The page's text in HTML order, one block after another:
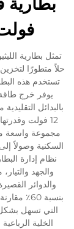
فولت 100 أمبير في
حلاً متطورًا لتخزين
تستخدم هذه
يوفر خرج
بالبدائل
مجموعة واسعة
نظام إدارة
والجهد
والدوائر
بنسبة
التي تسهل
الخلية